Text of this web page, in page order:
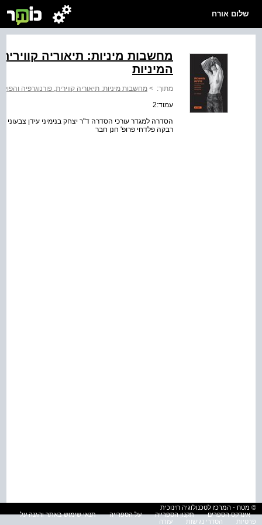
שלום אורח
מחשבות מיניות: תיאוריה
המיניות
מתוך: > מחשבות מיניות: תיאוריה קווירית, פורנוגרפיה
עמוד:2
הסדרה למגדר עורכי הסדרה ד"ר יצחק בנימיני עידן צבעוני
רבקה פלדחי פרופ' חנן חבר
© מטח - המרכז לטכנולוגיה חינוכית
אינדקס הספרים
תקנון הספרייה על הספרייה
תנאי שימוש באתר והגנה על
פרטיות
הסדרי נגישות עזרה